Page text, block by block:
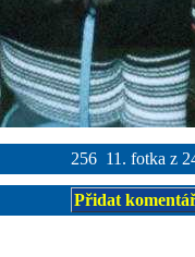
256 11. fotka z
Přidat